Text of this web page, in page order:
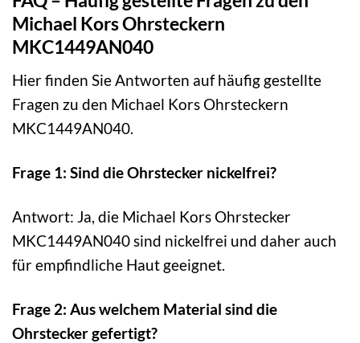
Michael Kors Ohrsteckern
MKC1449AN040
Hier finden Sie Antworten auf häufig gestellte
Fragen zu den Michael Kors Ohrsteckern
MKC1449AN040.
Frage 1: Sind die Ohrstecker nickelfrei?
Antwort: Ja, die Michael Kors Ohrstecker
MKC1449AN040 sind nickelfrei und daher auch
für empfindliche Haut geeignet.
Frage 2: Aus welchem Material sind die
Ohrstecker gefertigt?